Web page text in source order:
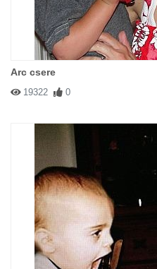
Arc csere
19322 0